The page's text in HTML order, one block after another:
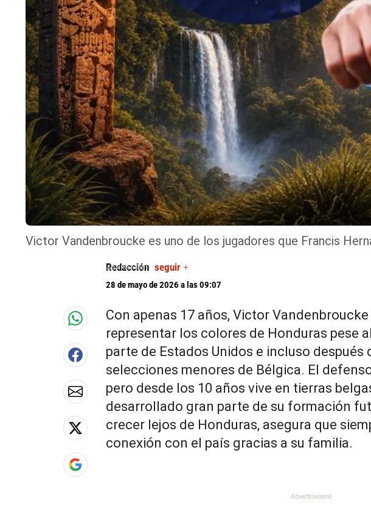
Victor Vandenbroucke es uno de los jugadores que Francis
Redacción seguir +
28 de mayo de 2026 a las 09:07
Con apenas 17 años, Victor
representar los colores de Honduras pese
parte de Estados Unidos e incluso después
selecciones menores de Bélgica. El
pero desde los 10 años vive en tierras
desarrollado gran parte de su formación
crecer lejos de Honduras, asegura que
conexión con el país gracias a su familia.